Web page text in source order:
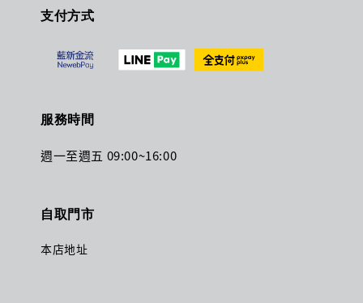
支付方式
服務時間
週一至週五 09:00~16:00
自取門市
本店地址